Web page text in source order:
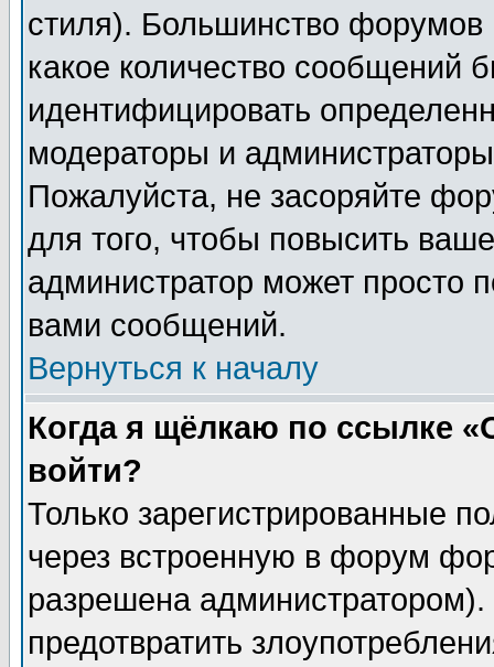
стиля). Большинство форумов
какое количество сообщений
идентифицировать
модераторы и
Пожалуйста, не засоряйте
для того, чтобы повысить
администратор может просто
вами сообщений.
Вернуться к началу
Когда я щёлкаю по ссылке
войти?
Только зарегистрированные
через встроенную в форум
разрешена
предотвратить